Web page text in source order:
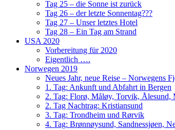
Tag 25 – die Sonne ist zurück
Tag 26 – der letzte Sonnentag???
Tag 27 – Unser letztes Hotel
Tag 28 – Ein Tag am Strand
USA 2020
Vorbereitung für 2020
Eigentlich ….
Norwegen 2019
Neues Jahr, neue Reise – Norwegens
1. Tag: Ankunft und Abfahrt in Bergen
2. Tag: Florø, Måløy, Torvik, Ålesund,
2. Tag Nachtrag: Kristiansund
3. Tag: Trondheim und Rørvik
4. Tag: Brønnøysund, Sandnessjøen,